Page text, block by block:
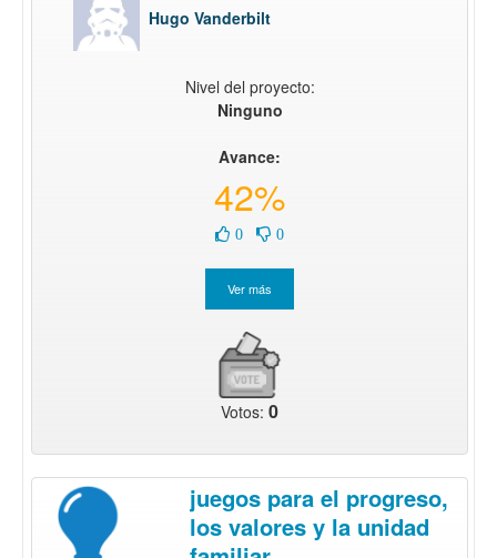
Hugo Vanderbilt
Nivel del proyecto:
Ninguno
Avance:
42%
0 0
Votos: 0
juegos para el progreso,
los valores y la unidad